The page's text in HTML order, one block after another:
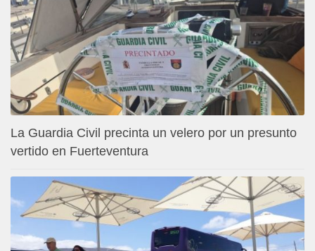
La Guardia Civil precinta un velero por un presunto
vertido en Fuerteventura